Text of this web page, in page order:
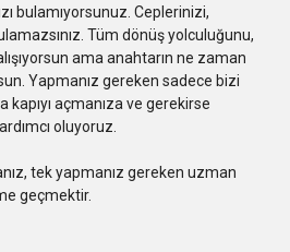
bulamıyorsunuz. Ceplerinizi,
Tüm dönüş yolculuğunu,
ama anahtarın ne zaman
Yapmanız gereken sadece bizi
açmanıza ve gerekirse
oluyoruz.
tek yapmanız gereken uzman
geçmektir.